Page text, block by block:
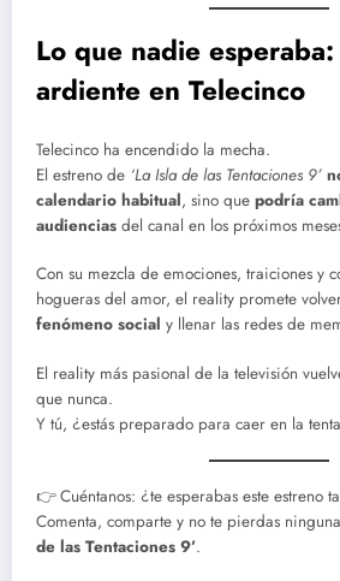
Lo que nadie
ardiente en Telecinco
Telecinco ha encendido la mecha.
El estreno de ‘La Isla de las Tentaciones 9’
calendario habitual, sino que podría
audiencias del canal en los próximos
Con su mezcla de emociones, traiciones y
hogueras del amor, el reality promete
fenómeno social y llenar las redes de
El reality más pasional de la televisión
que nunca.
Y tú, ¿estás preparado para caer en la
👉 Cuéntanos: ¿te esperabas este estreno
Comenta, comparte y no te pierdas
de las Tentaciones 9’.